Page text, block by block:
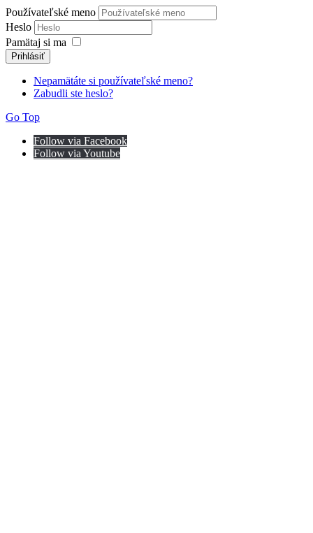
Používateľské meno
Heslo
Pamätaj si ma
Prihlásiť
Nepamätáte si používateľské meno?
Zabudli ste heslo?
Go Top
Follow via Facebook
Follow via Youtube